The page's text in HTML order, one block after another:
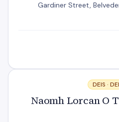
Gardiner Street,
Naomh
DEIS ·
Naomh Lorcan O